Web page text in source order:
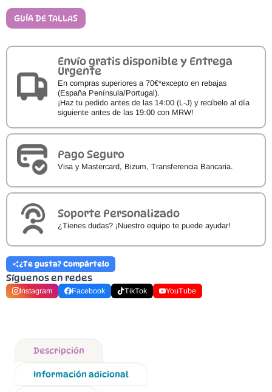
GUÍA DE TALLAS
Envío gratis disponible y Entrega
Urgente
En compras superiores a 70€*excepto en rebajas
(España Península/Portugal).
¡Haz tu pedido antes de las 14:00 (L-J) y recíbelo al día
siguiente antes de las 19:00 con MRW!
Pago Seguro
Visa y Mastercard, Bizum, Transferencia Bancaria.
Soporte Personalizado
¿Tienes dudas? ¡Nuestro equipo te puede ayudar!
¿Te gusta? Compártelo
Síguenos en redes
Instagram Facebook TikTok YouTube
Descripción
Información adicional